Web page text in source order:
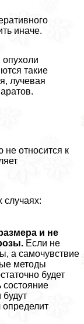
иначе.
такие
лучевая
относится к
и не
Если не
а самочувствие
методы
будет
состояние